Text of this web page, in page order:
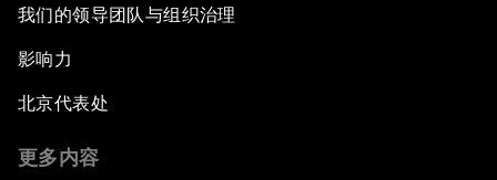
我们的领导团队与组织治理
影响力
北京代表处
更多内容